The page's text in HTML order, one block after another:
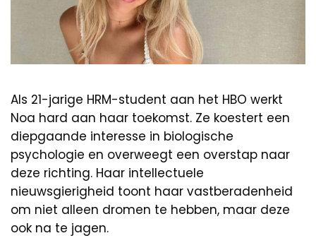
Als 21-jarige HRM-student aan het HBO werkt
Noa hard aan haar toekomst. Ze koestert een
diepgaande interesse in biologische
psychologie en overweegt een overstap naar
deze richting. Haar intellectuele
nieuwsgierigheid toont haar vastberadenheid
om niet alleen dromen te hebben, maar deze
ook na te jagen.